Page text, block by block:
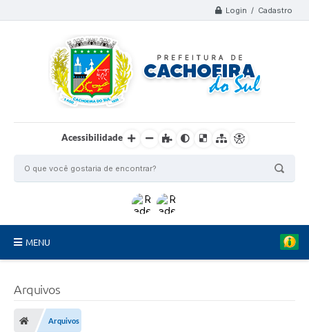
Login / Cadastro
Acessibilidade
MENU
Conselhos Municipais
Arquivos
Arquivos